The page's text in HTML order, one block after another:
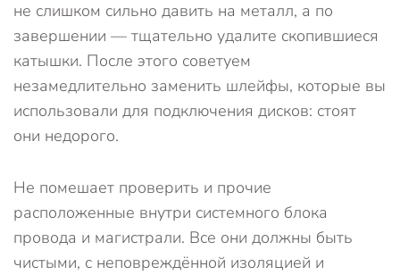
не слишком сильно давить на металл, а по
завершении — тщательно удалите скопившиеся
катышки. После этого советуем
незамедлительно заменить шлейфы, которые вы
использовали для подключения дисков: стоят
они недорого.
Не помешает проверить и прочие
расположенные внутри системного блока
провода и магистрали. Все они должны быть
чистыми, с неповреждённой изоляцией и